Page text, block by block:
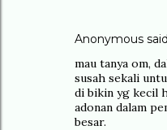
Anonymous
mau tanya om,
susah sekali
di bikin yg kecil
adonan dalam
besar.